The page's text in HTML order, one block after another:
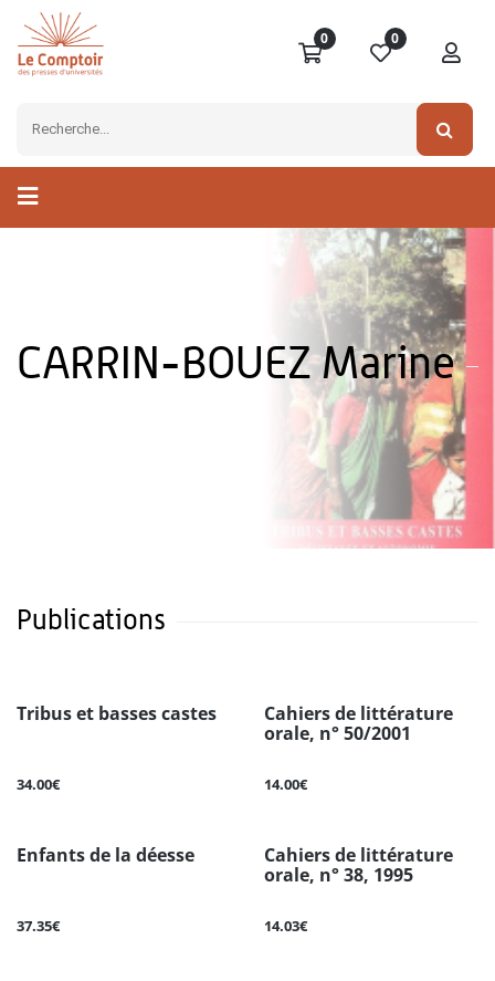
0 0
CARRIN-BOUEZ Marine
Publications
Tribus et basses castes
34.00€
Cahiers de littérature
orale, n° 50/2001
14.00€
Enfants de la déesse
37.35€
Cahiers de littérature
orale, n° 38, 1995
14.03€